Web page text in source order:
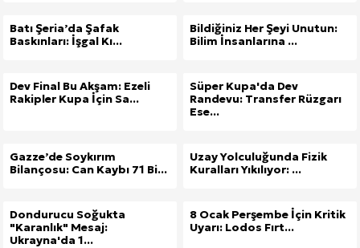
Batı Şeria’da Şafak
Baskınları: İşgal Kı...
Bildiğiniz Her Şeyi Unutun:
Bilim İnsanlarına ...
Dev Final Bu Akşam: Ezeli
Rakipler Kupa İçin Sa...
Süper Kupa'da Dev
Randevu: Transfer Rüzgarı
Ese...
Gazze’de Soykırım
Bilançosu: Can Kaybı 71 Bi...
Uzay Yolculuğunda Fizik
Kuralları Yıkılıyor: ...
Dondurucu Soğukta
"Karanlık" Mesaj:
Ukrayna'da 1...
8 Ocak Perşembe İçin Kritik
Uyarı: Lodos Fırt...